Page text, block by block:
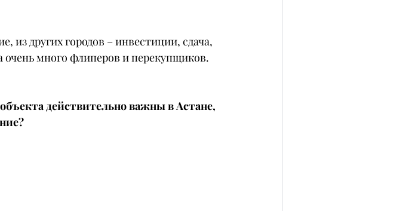
из других городов – инвестиции, сдача,
очень много флиперов и перекупщиков.
действительно важны в Астане,